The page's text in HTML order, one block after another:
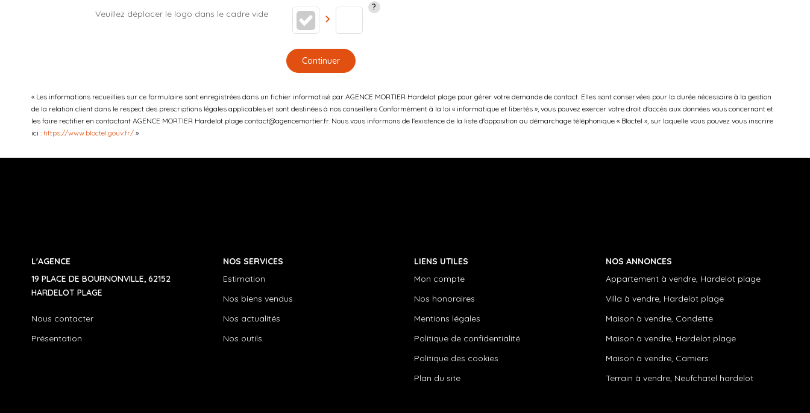
Veuillez déplacer le logo dans le cadre vide
Continuer
« Les informations recueillies sur ce formulaire sont enregistrées dans un fichier informatisé par AGENCE MORTIER Hardelot plage pour gérer votre demande de contact. Elles sont conservées pour la durée nécessaire à la gestion
de la relation client dans le respect des prescriptions légales applicables et sont destinées à nos conseillers Conformément à la loi « informatique et libertés », vous pouvez exercer votre droit d'accès aux données vous concernant et
les faire rectifier en contactant AGENCE MORTIER Hardelot plage contact@agencemortier.fr. Nous vous informons de l'existence de la liste d'opposition au démarchage téléphonique « Bloctel », sur laquelle vous pouvez vous inscrire
ici : https://www.bloctel.gouv.fr/ »
L'AGENCE
19 PLACE DE BOURNONVILLE, 62152
HARDELOT PLAGE
Nous contacter
Présentation
NOS SERVICES
Estimation
Nos biens vendus
Nos actualités
Nos outils
LIENS UTILES
Mon compte
Nos honoraires
Mentions légales
Politique de confidentialité
Politique des cookies
Plan du site
NOS ANNONCES
Appartement à vendre, Hardelot plage
Villa à vendre, Hardelot plage
Maison à vendre, Condette
Maison à vendre, Hardelot plage
Maison à vendre, Camiers
Terrain à vendre, Neufchatel hardelot